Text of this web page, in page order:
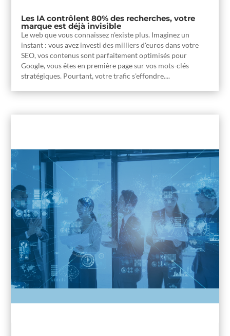
Les IA contrôlent 80% des recherches, votre
marque est déjà invisible
Le web que vous connaissez n'existe plus. Imaginez un
instant : vous avez investi des milliers d'euros dans votre
SEO, vos contenus sont parfaitement optimisés pour
Google, vous êtes en première page sur vos mots-clés
stratégiques. Pourtant, votre trafic s'effondre....